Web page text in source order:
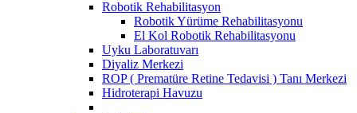
Robotik Rehabilitasyon
Robotik Yürüme Rehabilitasyonu
El Kol Robotik Rehabilitasyonu
Uyku Laboratuvarı
Diyaliz Merkezi
ROP ( Prematüre Retine Tedavisi ) Tanı Merkezi
Hidroterapi Havuzu